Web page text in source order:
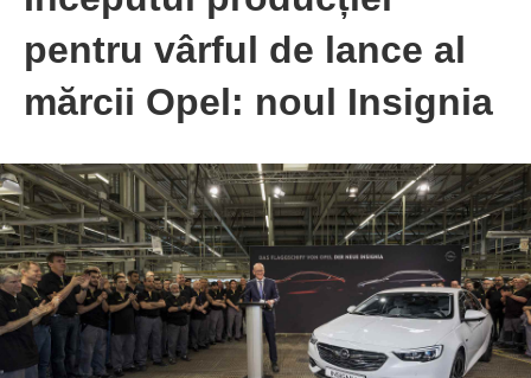
pentru vârful de lance al
mărcii Opel: noul Insignia